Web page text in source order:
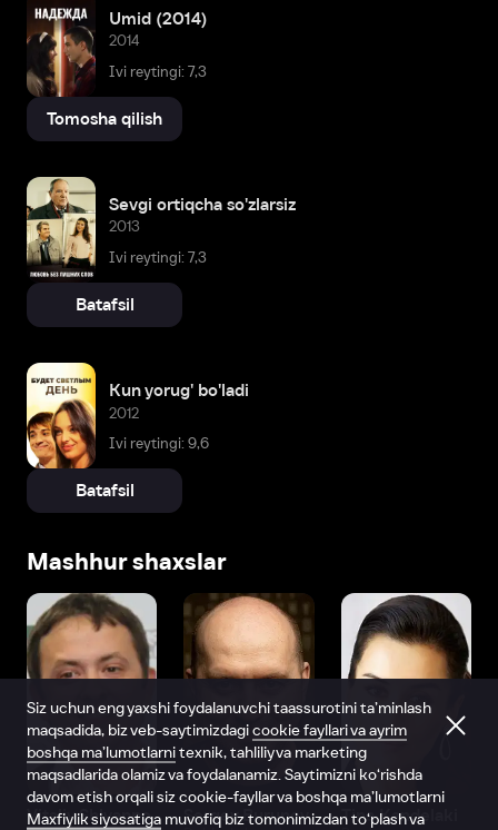
Umid (2014)
2014
Ivi reytingi: 7,3
Tomosha qilish
Sevgi ortiqcha so'zlarsiz
2013
Ivi reytingi: 7,3
Batafsil
Kun yorug' bo'ladi
2012
Ivi reytingi: 9,6
Batafsil
Mashhur shaxslar
Vitaliy Shlyappo Sergey Burunov Tina Kandelaki
Siz uchun eng yaxshi foydalanuvchi taassurotini ta’minlash
maqsadida, biz veb-saytimizdagicookie fayllari va ayrim
boshqa ma’lumotlarnitexnik, tahliliy va marketing
maqsadlarida olamiz va foydalanamiz. Saytimizni ko‘rishda
davom etish orqali siz cookie-fayllar va boshqa ma’lumotlarni
Maxfiylik siyosatiga muvofiq biz tomonimizdan to‘plash va